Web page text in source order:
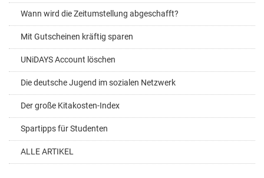
Wann wird die Zeitumstellung abgeschafft?
Mit Gutscheinen kräftig sparen
UNiDAYS Account löschen
Die deutsche Jugend im sozialen Netzwerk
Der große Kitakosten-Index
Spartipps für Studenten
ALLE ARTIKEL